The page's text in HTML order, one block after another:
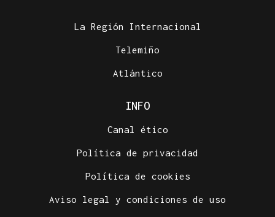
La Región Internacional
Telemiño
Atlántico
INFO
Canal ético
Política de privacidad
Política de cookies
Aviso legal y condiciones de uso